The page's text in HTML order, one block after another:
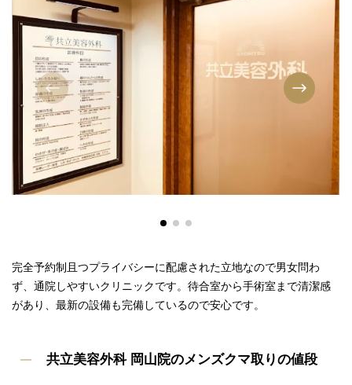
完全予約制且つプライバシーに配慮された立地なので男女問わ
ず、通院しやすいクリニックです。待合室から手術室まで清潔感
があり、最新の設備も完備しているので安心です。
共立美容外科 岡山院のメンズクマ取りの値段